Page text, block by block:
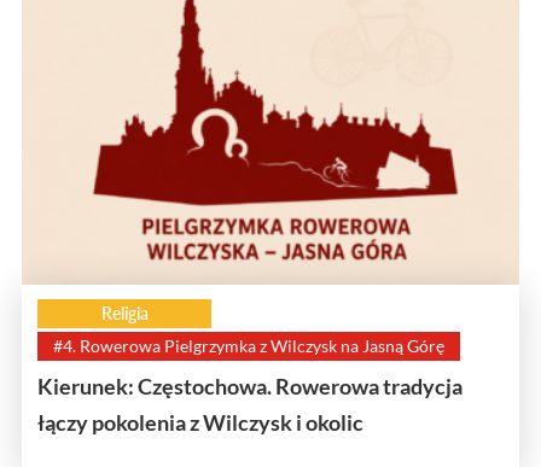
Religia
#4. Rowerowa Pielgrzymka z Wilczysk na Jasną Górę
Kierunek: Częstochowa. Rowerowa tradycja
łączy pokolenia z Wilczysk i okolic